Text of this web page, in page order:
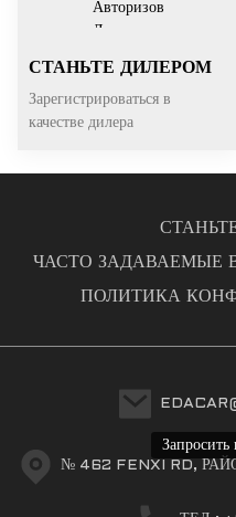
Запросить
СТАНЬТЕ ДИЛЕРОМ
Зарегистрироваться в
качестве дилера
ЧАСТО ЗАДАВАЕМЫЕ
ПОЛИТИКА
№ 462 FENXI RD,